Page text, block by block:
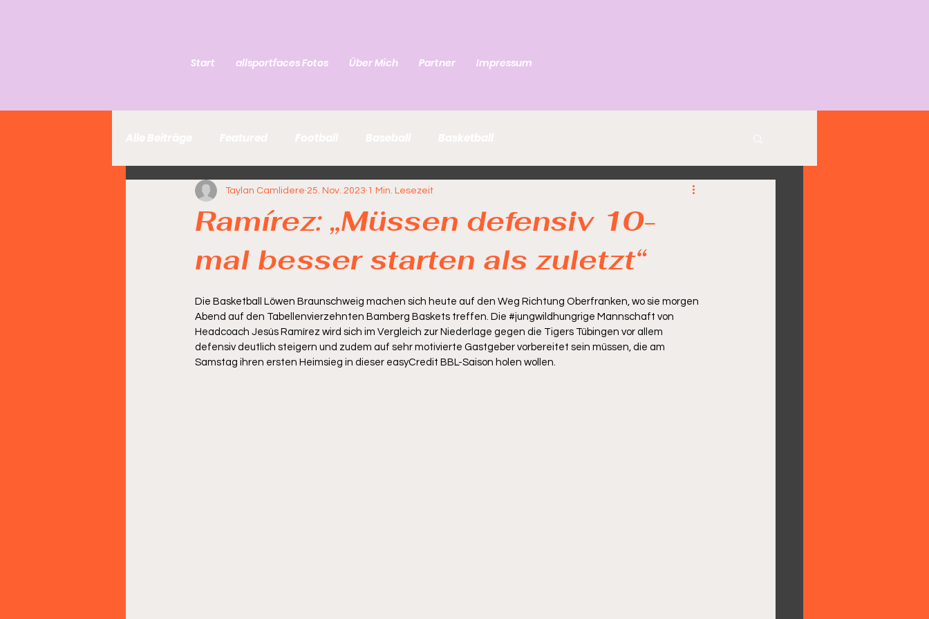
Start allsportfaces Fotos Über Mich Partner Impressum
Ramírez: „Müssen defensiv 10-
mal besser starten als zuletzt“
Taylan Camlidere 25. Nov. 2023 1 Min. Lesezeit
Die Basketball Löwen Braunschweig machen sich heute auf den Weg Richtung Oberfranken, wo sie morgen
Abend auf den Tabellenvierzehnten Bamberg Baskets treffen. Die #jungwildhungrige Mannschaft von
Headcoach Jesús Ramírez wird sich im Vergleich zur Niederlage gegen die Tigers Tübingen vor allem
defensiv deutlich steigern und zudem auf sehr motivierte Gastgeber vorbereitet sein müssen, die am
Samstag ihren ersten Heimsieg in dieser easyCredit BBL-Saison holen wollen.